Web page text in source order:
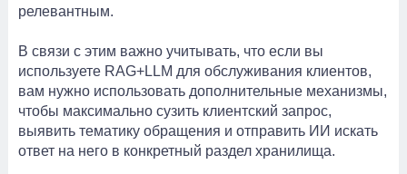
релевантным.
В связи с этим важно учитывать, что если вы
используете RAG+LLM для обслуживания клиентов,
вам нужно использовать дополнительные механизмы,
чтобы максимально сузить клиентский запрос,
выявить тематику обращения и отправить ИИ искать
ответ на него в конкретный раздел хранилища.